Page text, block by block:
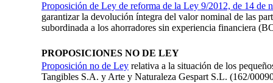
Proposición de Ley de reforma de la Ley 9/2012, de 14 de
garantizar la devolución íntegra del valor nominal de las
subordinada a los ahorradores sin experiencia financiera
PROPOSICIONES NO DE LEY
Proposición no de Ley relativa a la situación de los
Tangibles S.A. y Arte y Naturaleza Gespart S.L. (162/